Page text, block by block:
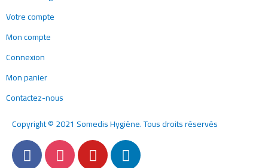
Votre compte
Mon compte
Connexion
Mon panier
Contactez-nous
Copyright © 2021 Somedis Hygiène. Tous droits réservés